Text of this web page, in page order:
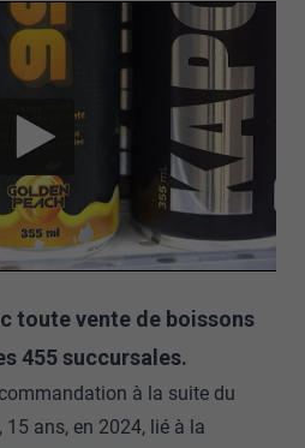
toute vente de boissons
455 succursales.
à la suite du
ans, en 2024, lié à la